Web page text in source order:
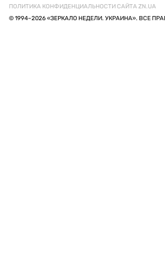
ПОЛИТИКА КОНФИДЕНЦИАЛЬНОСТИ САЙТА ZN.UA
© 1994–2026 «ЗЕРКАЛО НЕДЕЛИ. УКРАИНА». ВСЕ